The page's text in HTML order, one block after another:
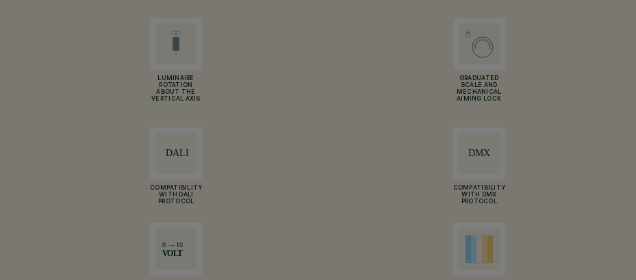
LUMINAIRE
ROTATION
ABOUT THE
VERTICAL AXIS
GRADUATED
SCALE AND
MECHANICAL
AIMING LOCK
COMPATIBILITY
WITH DALI
PROTOCOL
COMPATIBILITY
WITH DMX
PROTOCOL